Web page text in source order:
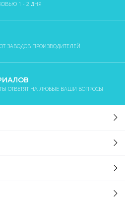
1 - 2 ДНЯ
ЗАВОДОВ ПРОИЗВОДИТЕЛЕЙ
ОТВЕТЯТ НА ЛЮБЫЕ ВАШИ ВОПРОСЫ